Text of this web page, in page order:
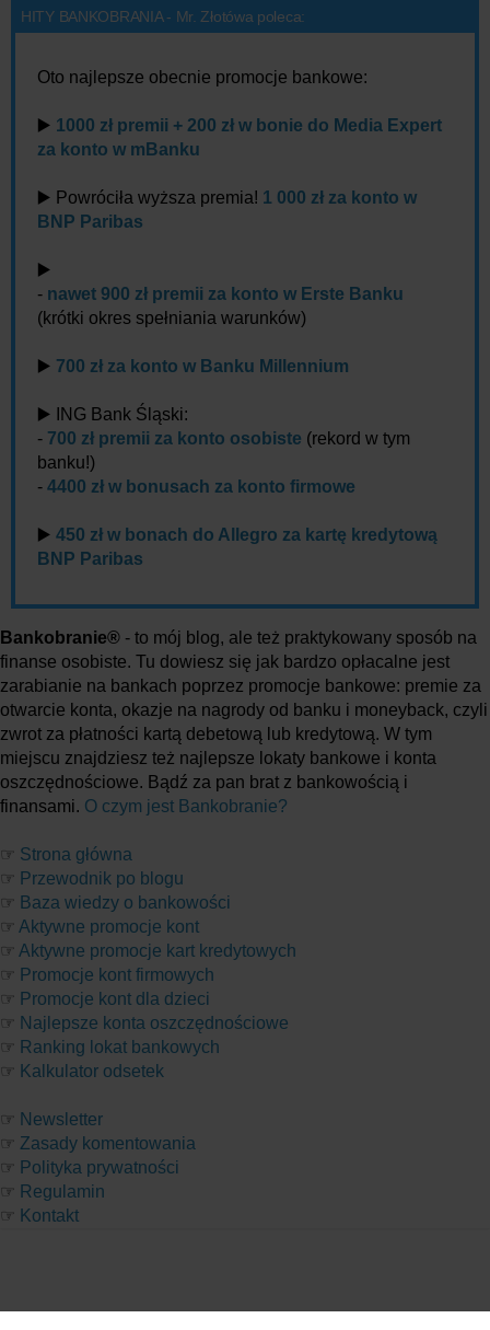
HITY BANKOBRANIA - Mr. Złotówa poleca:
Oto najlepsze obecnie promocje bankowe:
▶️ 1000 zł premii + 200 zł w bonie do Media Expert
za konto w mBanku
▶️ Powróciła wyższa premia! 1 000 zł za konto w
BNP Paribas
▶️
- nawet 900 zł premii za konto w Erste Banku
(krótki okres spełniania warunków)
▶️ 700 zł za konto w Banku Millennium
▶️ ING Bank Śląski:
- 700 zł premii za konto osobiste (rekord w tym
banku!)
- 4400 zł w bonusach za konto firmowe
▶️ 450 zł w bonach do Allegro za kartę kredytową
BNP Paribas
Bankobranie® - to mój blog, ale też praktykowany sposób na
finanse osobiste. Tu dowiesz się jak bardzo opłacalne jest
zarabianie na bankach poprzez promocje bankowe: premie za
otwarcie konta, okazje na nagrody od banku i moneyback, czyli
zwrot za płatności kartą debetową lub kredytową. W tym
miejscu znajdziesz też najlepsze lokaty bankowe i konta
oszczędnościowe. Bądź za pan brat z bankowością i
finansami. O czym jest Bankobranie?
☞ Strona główna
☞ Przewodnik po blogu
☞ Baza wiedzy o bankowości
☞ Aktywne promocje kont
☞ Aktywne promocje kart kredytowych
☞ Promocje kont firmowych
☞ Promocje kont dla dzieci
☞ Najlepsze konta oszczędnościowe
☞ Ranking lokat bankowych
☞ Kalkulator odsetek
☞ Newsletter
☞ Zasady komentowania
☞ Polityka prywatności
☞ Regulamin
☞ Kontakt